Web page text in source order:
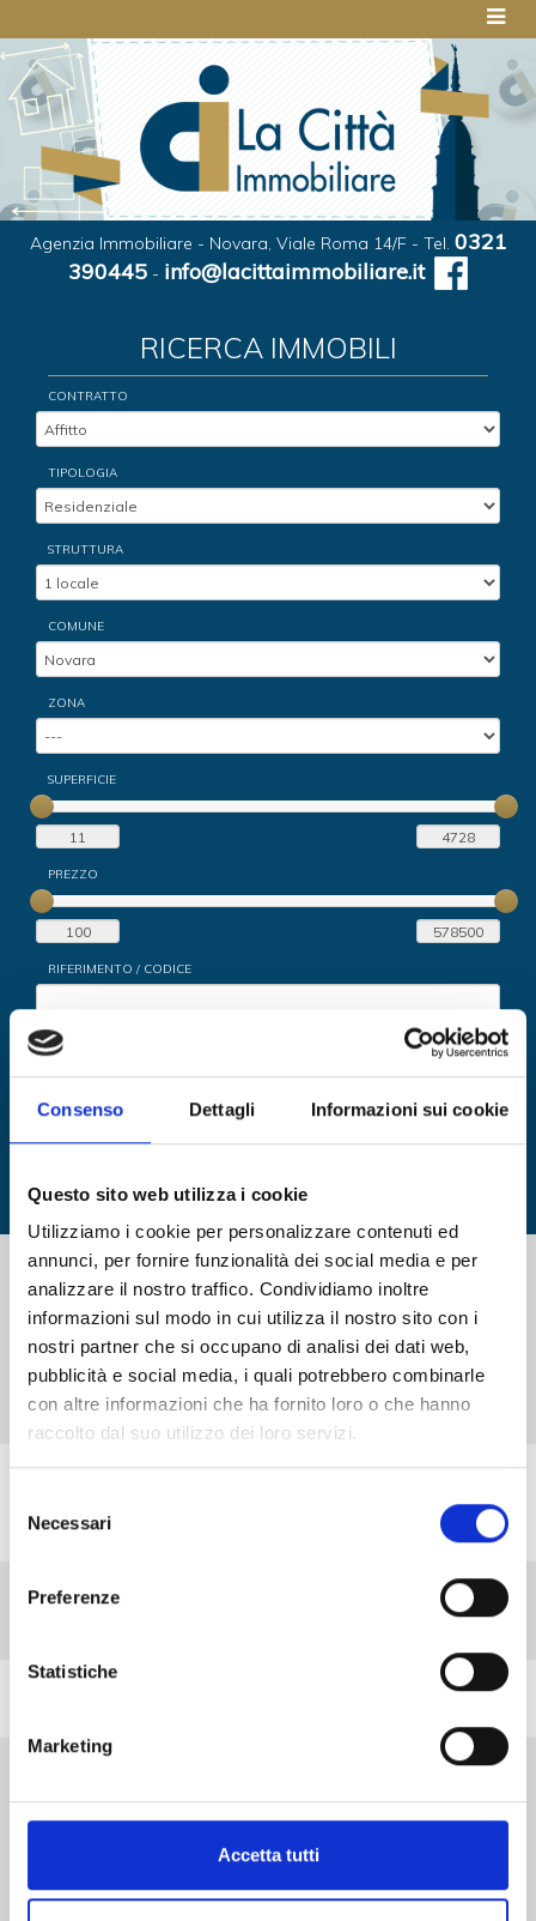
Consenso Dettagli Informazioni sui cookie
Questo sito web utilizza i cookie
Utilizziamo i cookie per personalizzare contenuti ed
annunci, per fornire funzionalità dei social media e per
analizzare il nostro traffico. Condividiamo inoltre
informazioni sul modo in cui utilizza il nostro sito con i
nostri partner che si occupano di analisi dei dati web,
pubblicità e social media, i quali potrebbero combinarle
con altre informazioni che ha fornito loro o che hanno
raccolto dal suo utilizzo dei loro servizi.
delNecessari
Preferenze
Statistiche
Marketing
Accetta tutti
Agenzia Immobiliare - Novara, Viale Roma 14/F - Tel. 0321
390445 - info@lacittaimmobiliare.it
RICERCA IMMOBILI
CONTRATTO
TIPOLOGIA
STRUTTURA
COMUNE
ZONA
SUPERFICIE
PREZZO
RIFERIMENTO / CODICE
RICERCA LIBERA
RISULTATI RICERCA
Hai cercato
Novara